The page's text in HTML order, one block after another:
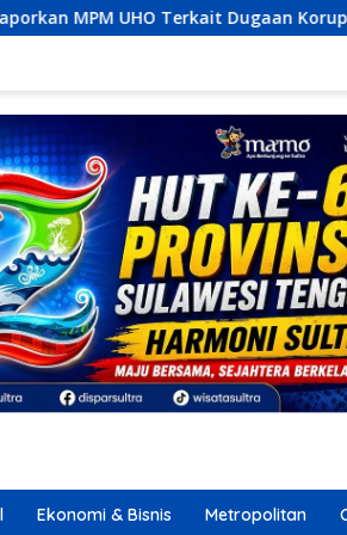
Korupsi dan Material Ilegal
Ekonomi & Bisnis Metropolitan